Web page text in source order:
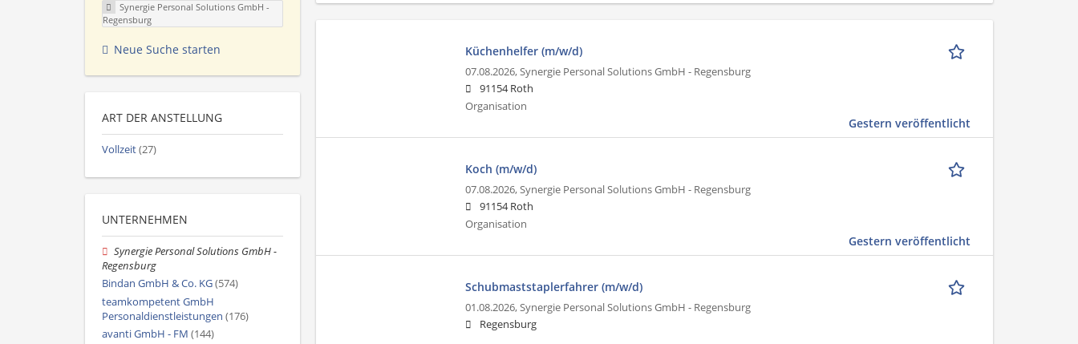
Küchenhelfer (m/w/d)
07.08.2026,Synergie Personal Solutions GmbH - Regensburg
91154 Roth
Organisation
Gestern veröffentlicht
Koch (m/w/d)
07.08.2026,Synergie Personal Solutions GmbH - Regensburg
91154 Roth
Organisation
Gestern veröffentlicht
Schubmaststaplerfahrer (m/w/d)
01.08.2026,Synergie Personal Solutions GmbH - Regensburg
Regensburg
Synergie Personal Solutions GmbH -
Regensburg
Neue Suche starten
ART DER ANSTELLUNG
Vollzeit(27)
UNTERNEHMEN
Synergie Personal Solutions GmbH -
Regensburg
Bindan GmbH & Co. KG(574)
teamkompetent GmbH
Personaldienstleistungen (176)
avanti GmbH - FM (144)